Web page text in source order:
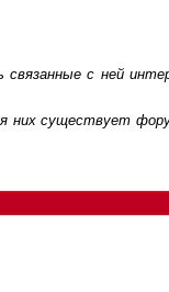
связанные с ней
них существует